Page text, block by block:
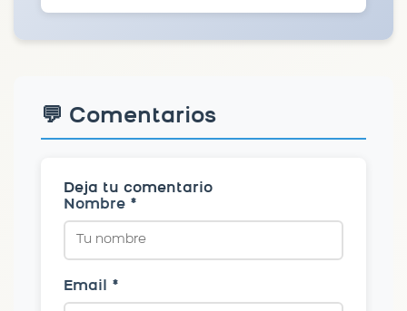
💬 Comentarios
Deja tu comentario
Nombre *
Email *